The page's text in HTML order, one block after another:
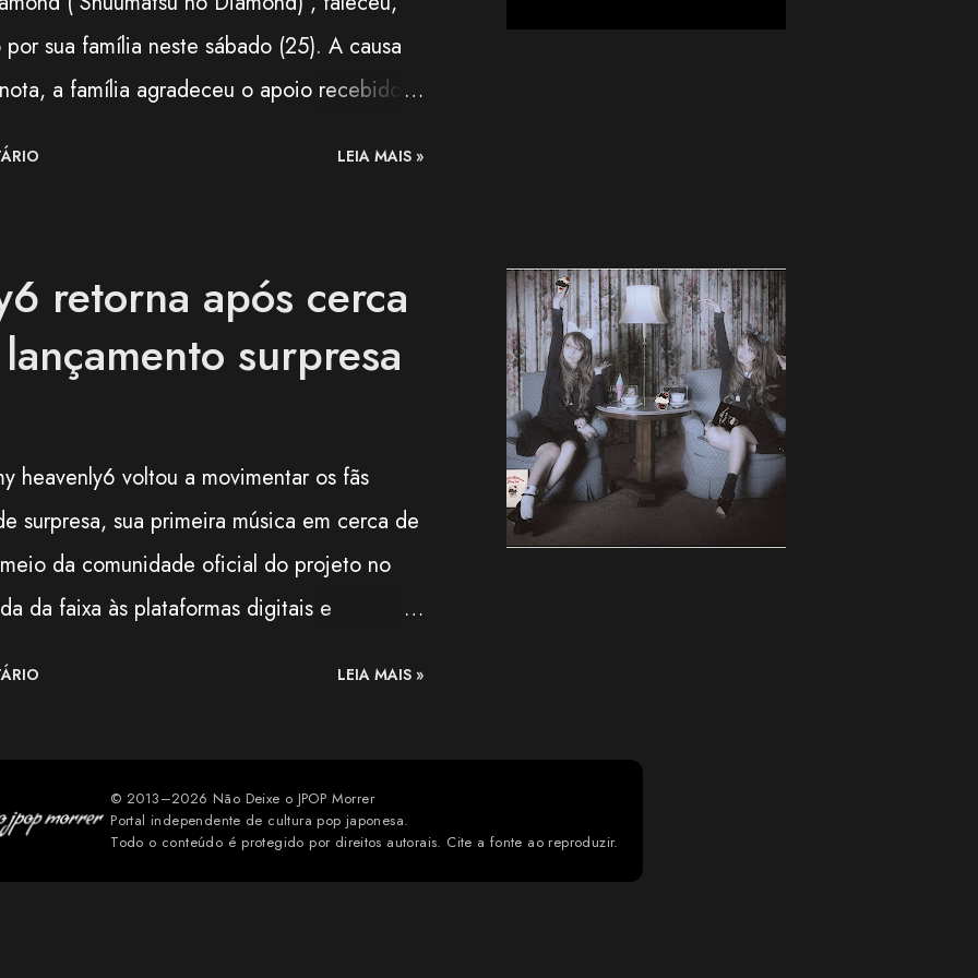
sua família neste sábado (25). A causa
a família agradeceu o apoio recebido
Band Shining Across the World.
のダイヤモンド (@LastDiamond2026)
de apoio em projetos da franquia
reúne anime, jogos e bandas, além de
Kantai Collection (KanCo...
LEIA MAIS »
retorna após cerca
surpresa
heavenly6 voltou a movimentar os fãs
surpresa, sua primeira música em cerca de
da comunidade oficial do projeto no
da faixa às plataformas digitais e
heavenly6, combinando elementos de
cultura pop, marcas registradas do projeto
LEIA MAIS »
© 2013–2026 Não Deixe o JPOP Morrer
Portal independente de cultura pop japonesa.
Todo o conteúdo é protegido por direitos autorais. Cite a fonte ao reproduzir.